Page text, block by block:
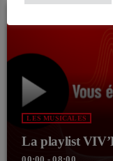
LES MUSICALES
La playlist